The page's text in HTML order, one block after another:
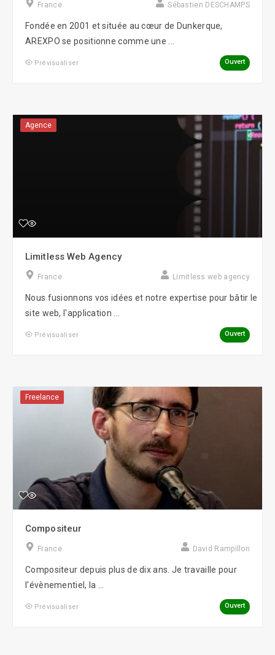
France Sébastien DESCHAMPS
Fondée en 2001 et située au cœur de Dunkerque,
AREXPO se positionne comme une ...
Prévisualiser Ouvert
Agence
Limitless Web Agency
France Limitless web agency
Nous fusionnons vos idées et notre expertise pour bâtir le
site web, l'application ...
Prévisualiser Ouvert
Freelance
Compositeur
France David Rampillon
Compositeur depuis plus de dix ans. Je travaille pour
l'évènementiel, la ...
Prévisualiser Ouvert